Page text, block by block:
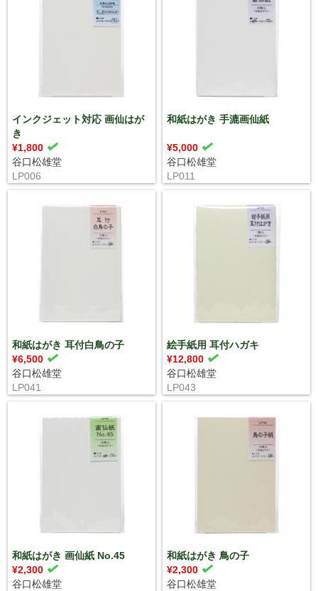
インクジェット対応 画仙はが
き
¥1,800
谷口松雄堂
LP006
和紙はがき 手漉画仙紙
¥5,000
谷口松雄堂
LP011
和紙はがき 耳付白鳥の子
¥6,500
谷口松雄堂
LP041
絵手紙用 耳付ハガキ
¥12,800
谷口松雄堂
LP043
和紙はがき 画仙紙 No.45
¥2,300
谷口松雄堂
和紙はがき 鳥の子
¥2,300
谷口松雄堂